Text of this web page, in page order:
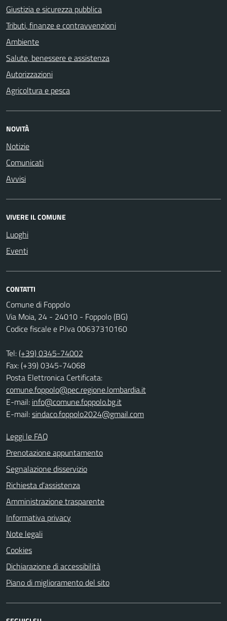
Giustizia e sicurezza pubblica
Tributi, finanze e contravvenzioni
Ambiente
Salute, benessere e assistenza
Autorizzazioni
Agricoltura e pesca
NOVITÀ
Notizie
Comunicati
Avvisi
VIVERE IL COMUNE
Luoghi
Eventi
CONTATTI
Comune di Foppolo
Via Moia, 24 - 24010 - Foppolo (BG)
Codice fiscale e P.Iva 00637310160
Tel:(+39) 0345-74002
Fax: (+39) 0345-74068
Posta Elettronica Certificata:
comune.foppolo@pec.regione.lombardia.it
E-mail: info@comune.foppolo.bg.it
E-mail:sindaco.foppolo2024@gmail.com
Leggi le FAQ
Prenotazione appuntamento
Segnalazione disservizio
Richiesta d'assistenza
Amministrazione trasparente
Informativa privacy
Note legali
Cookies
Dichiarazione di accessibilità
Piano di miglioramento del sito